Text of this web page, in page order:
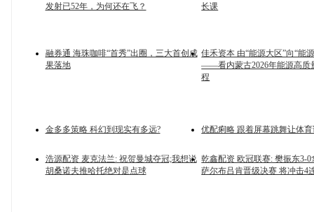
发射已52年，为何还在飞？
长课
融券通 海珠咖啡“首秀”出圈，三大首创成
果落地
佳禾资本 由“能源大区”向“能
——看内蒙古2026年能源高质
程
金多多策略 科幻到现实有多远? 优配痢略 跟着屏幕跳舞让体
浩源配资 麦克法兰: 祝贺曼城夺冠;我想说
胡桑诺夫推哈托绝对是点球
乾鑫配资 欧冠联赛: 樊振东3-
萨尔布吕肯晋级决赛 将冲击4